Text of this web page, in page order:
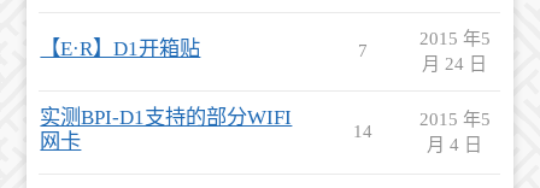
【E·R】D1开箱贴 7
2015 年5
月 24 日
实测BPI-D1支持的部分WIFI
网卡
14
2015 年5
月 4 日